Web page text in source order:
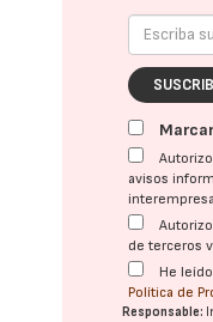
avisos
de terceros
He
Política de
Responsable: